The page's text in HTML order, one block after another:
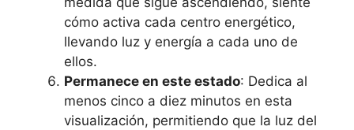
cómo activa cada centro energético,
llevando luz y energía a cada uno de
ellos.
Permanece en este estado: Dedica al
menos cinco a diez minutos en esta
visualización, permitiendo que la luz del